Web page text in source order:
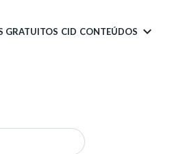
GRATUITOS CID CONTEÚDOS